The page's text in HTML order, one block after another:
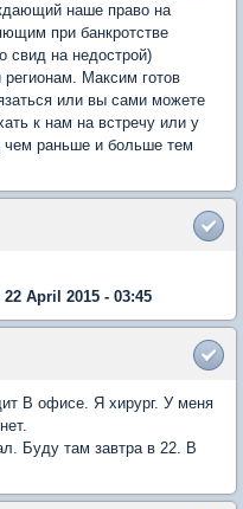
наше право на
при банкротстве
свид на недострой)
регионам. Максим готов
или вы сами можете
к нам на встречу или у
чем раньше и больше тем
April 2015 - 03:45
В офисе. Я хирург. У меня
Буду там завтра в 22. В